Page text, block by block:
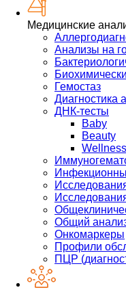
Медицинские
Анализы на
Гемостаз
Диагностика
ДНК-тесты
Baby
Beauty
Wellness
Общий
Онкомаркеры
Профили
ПЦР